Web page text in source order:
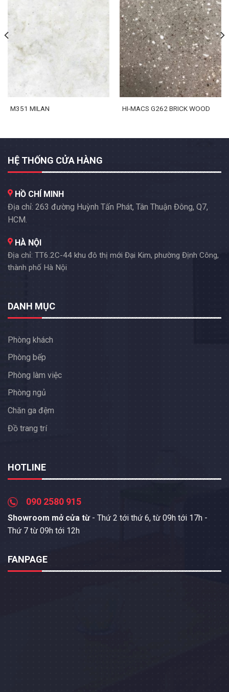
M351 MILAN HI-MACS G262 BRICK WOOD
HỆ THỐNG CỬA HÀNG
HỒ CHÍ MINH
Địa chỉ: 263 đường Huỳnh Tấn Phát, Tân Thuận Đông, Q7,
HCM.
HÀ NỘI
Địa chỉ: TT6.2C-44 khu đô thị mới Đại Kim, phường Định Công,
thành phố Hà Nội
DANH MỤC
Phòng khách
Phòng bếp
Phòng làm việc
Phòng ngủ
Chăn ga đệm
Đồ trang trí
HOTLINE
090 2580 915
Showroom mở cửa từ - Thứ 2 tới thứ 6, từ 09h tới 17h -
Thứ 7 từ 09h tới 12h
FANPAGE